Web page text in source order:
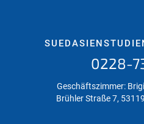
0228-
Geschäftszimmer:
Brühler Straße 7,